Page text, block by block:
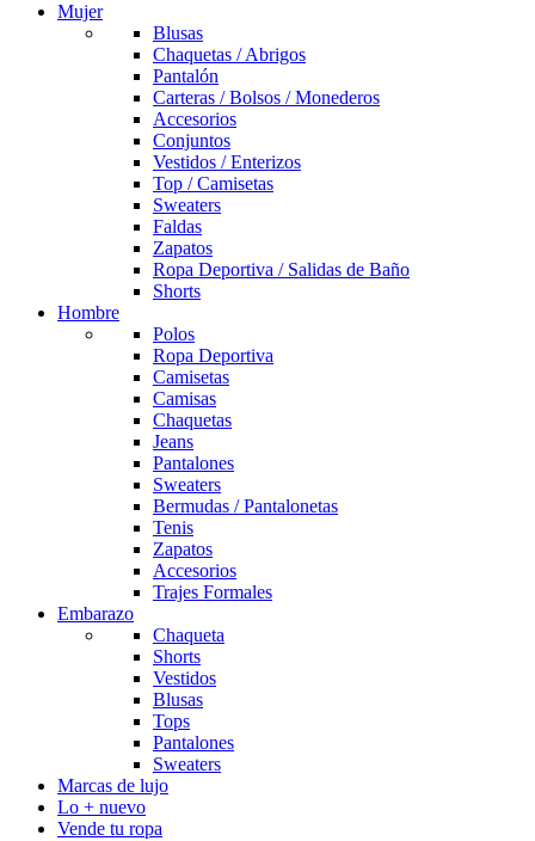
Mujer
Blusas
Chaquetas / Abrigos
Pantalón
Carteras / Bolsos / Monederos
Accesorios
Conjuntos
Vestidos / Enterizos
Top / Camisetas
Sweaters
Faldas
Zapatos
Ropa Deportiva / Salidas de Baño
Shorts
Hombre
Polos
Ropa Deportiva
Camisetas
Camisas
Chaquetas
Jeans
Pantalones
Sweaters
Bermudas / Pantalonetas
Tenis
Zapatos
Accesorios
Trajes Formales
Embarazo
Chaqueta
Shorts
Vestidos
Blusas
Tops
Pantalones
Sweaters
Marcas de lujo
Lo + nuevo
Vende tu ropa